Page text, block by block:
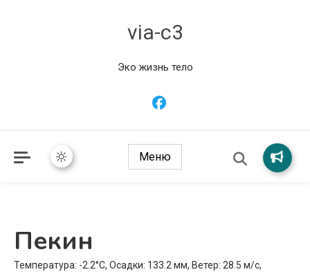
via-c3
Эко жизнь тело
Меню
Пекин
Температура: -2.2°C, Осадки: 133.2 мм, Ветер: 28.5 м/с,